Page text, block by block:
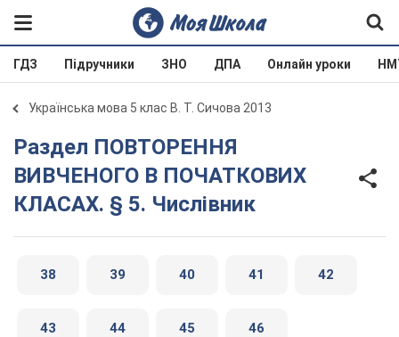
ГДЗ Підручники ЗНО ДПА Онлайн уроки
Українська мова 5 клас В. Т. Сичова 2013
Раздел ПОВТОРЕННЯ
ВИВЧЕНОГО В ПОЧАТКОВИХ
КЛАСАХ. § 5. Числівник
38 39 40 41 42
43 44 45 46